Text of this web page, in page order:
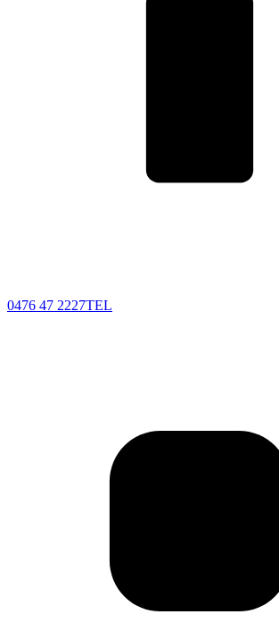
0476 47 2227TEL